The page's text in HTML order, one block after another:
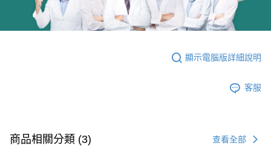
顯示電腦版詳細說明
客服
商品相關分類 (3) 查看全部